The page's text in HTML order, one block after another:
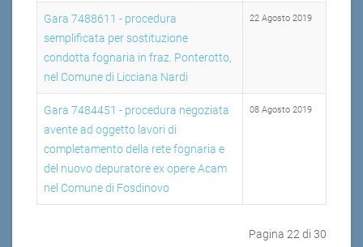
Gara 7488611 - procedura
semplificata per sostituzione
condotta fognaria in fraz. Ponterotto,
nel Comune di Licciana Nardi
22 Agosto 2019
Gara 7484451 - procedura negoziata
avente ad oggetto lavori di
completamento della rete fognaria e
del nuovo depuratore ex opere Acam
nel Comune di Fosdinovo
08 Agosto 2019
Pagina 22 di 30